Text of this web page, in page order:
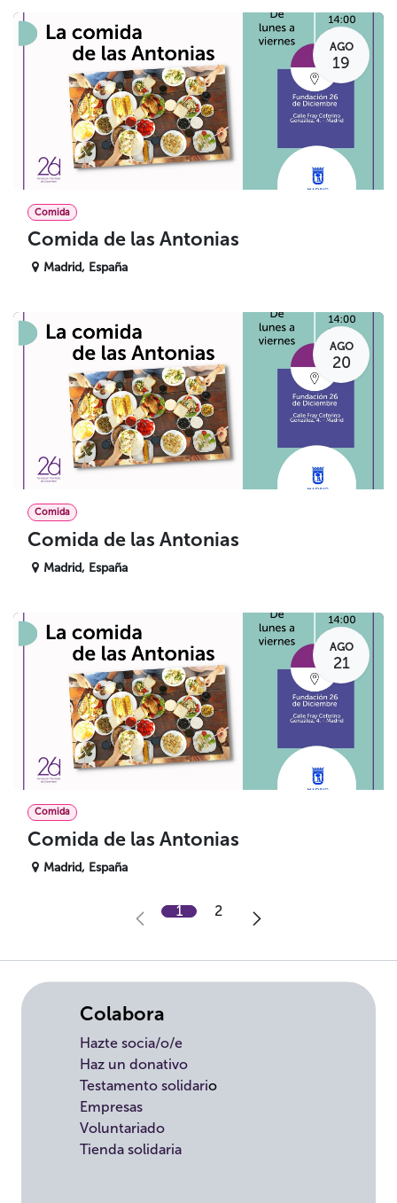
AGO
19
Comida
Comida de las Antonias
Madrid, España
AGO
20
Comida
Comida de las Antonias
Madrid, España
AGO
21
Comida
Comida de las Antonias
Madrid, España
1 2
Colabora
Hazte socia/o/e
Haz un donativo
Testamento solidario
Empresas
Voluntariado
Tienda solidaria